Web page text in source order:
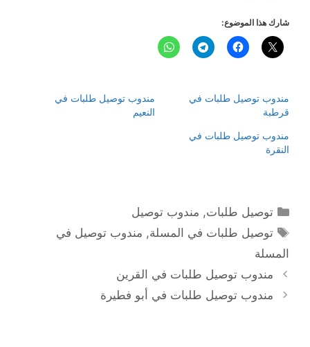
شارك هذا الموضوع:
مندوب توصيل طلبات في
قرطبة
مندوب توصيل طلبات في
النعيم
مندوب توصيل طلبات في
النقرة
التصنيفات
توصيل طلبات, مندوب توصيل
الوسوم
توصيل طلبات في المسلة, مندوب توصيل في
المسلة
مندوب توصيل طلبات في القرين
مندوب توصيل طلبات في أبو فطيرة